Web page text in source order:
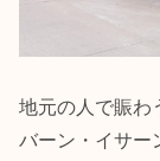
地元の人で賑わ
バーン・イサー